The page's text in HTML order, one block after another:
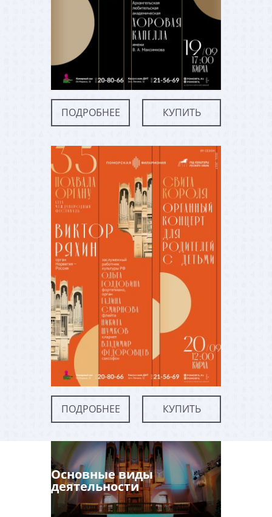
ПОДРОБНЕЕ КУПИТЬ
ПОДРОБНЕЕ КУПИТЬ
Основные виды
деятельности